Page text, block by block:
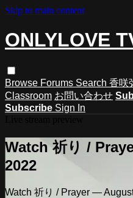
Skip to main content
ONLYLOVE
Browse Forums Search 香咲
Classroom お問い合わせ
Subscribe Sign In
Watch 祈り /
2022
Watch 祈り / Prayer —